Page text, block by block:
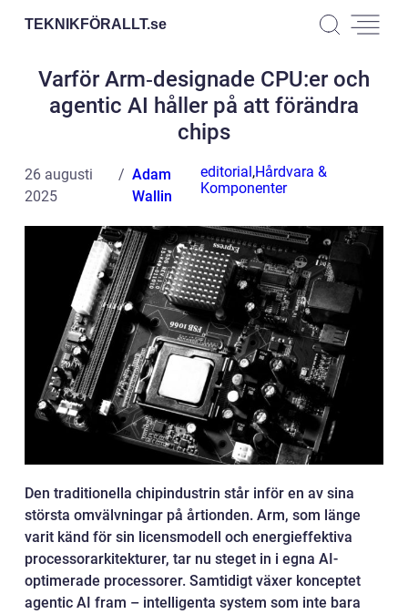
TEKNIKFÖRALLT.se
Varför Arm‑designade CPU:er och
agentic AI håller på att förändra
chips
26 augusti
2025
Adam
Wallin
editorial,Hårdvara &
Komponenter
Den traditionella chipindustrin står inför en av sina
största omvälvningar på årtionden. Arm, som länge
varit känd för sin licensmodell och energieffektiva
processorarkitekturer, tar nu steget in i egna AI-
optimerade processorer. Samtidigt växer konceptet
agentic AI fram – intelligenta system som inte bara